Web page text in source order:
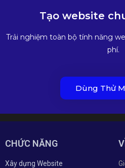
Tạo website
Trải nghiệm toàn bộ tính năng
phí.
Dùng Thử
CHỨC NĂNG
Xây dựng Website